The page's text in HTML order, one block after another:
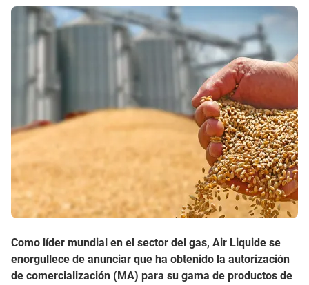
Como líder mundial en el sector del gas, Air Liquide se
enorgullece de anunciar que ha obtenido la autorización
de comercialización (MA) para su gama de productos de